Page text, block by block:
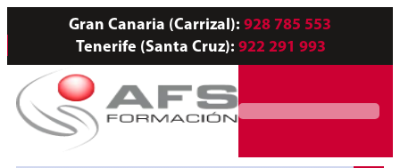
Gran Canaria (Carrizal): 928 785 553
Tenerife (Santa Cruz): 922 291 993